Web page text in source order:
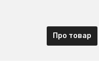
Про товар